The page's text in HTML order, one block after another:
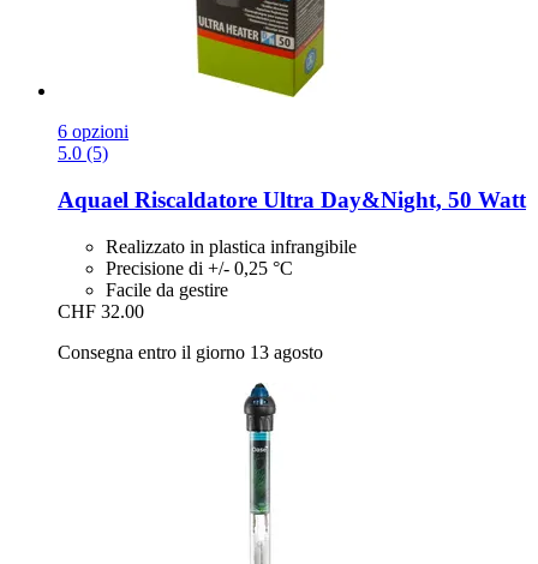
6 opzioni
5.0 (5)
Aquael Riscaldatore Ultra Day&Night, 50 Watt
Realizzato in plastica infrangibile
Precisione di +/- 0,25 °C
Facile da gestire
CHF 32.00
Consegna entro il giorno 13 agosto